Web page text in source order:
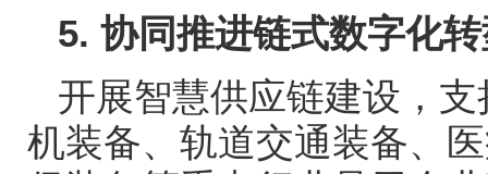
5. 协同推进链式数字化
开展智慧供应链建设，
机装备、轨道交通装备、